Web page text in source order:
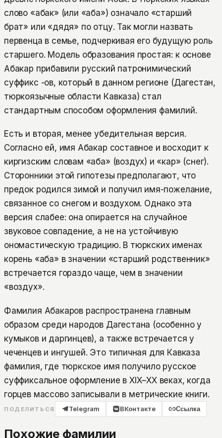
слово «абак» (или «аба») означало «старший
брат» или «дядя» по отцу. Так могли назвать
первенца в семье, подчеркивая его будущую роль
старшего. Модель образования простая: к основе
Абакар прибавили русский патронимический
суффикс -ов, который в данном регионе (Дагестан,
тюркоязычные области Кавказа) стал
стандартным способом оформления фамилий.
Есть и вторая, менее убедительная версия.
Согласно ей, имя Абакар составное и восходит к
киргизским словам «аба» (воздух) и «кар» (снег).
Сторонники этой гипотезы предполагают, что
предок родился зимой и получил имя-пожелание,
связанное со снегом и воздухом. Однако эта
версия слабее: она опирается на случайное
звуковое совпадение, а не на устойчивую
ономастическую традицию. В тюркских именах
корень «аба» в значении «старший родственник»
встречается гораздо чаще, чем в значении
«воздух».
Фамилия Абакаров распространена главным
образом среди народов Дагестана (особенно у
кумыков и даргинцев), а также встречается у
чеченцев и ингушей. Это типичная для Кавказа
фамилия, где тюркское имя получило русское
суффиксальное оформление в XIX–XX веках, когда
горцев массово записывали в метрические книги.
ПОДЕЛИТЬСЯ Telegram ВКонтакте Ссылка
Похожие фамилии